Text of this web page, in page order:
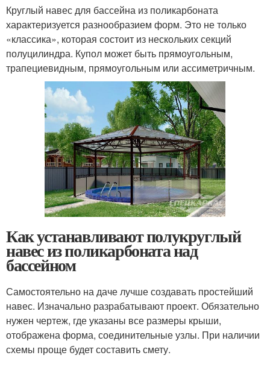
Круглый навес для бассейна из поликарбоната
характеризуется разнообразием форм. Это не только
«классика», которая состоит из нескольких секций
полуцилиндра. Купол может быть прямоугольным,
трапециевидным, прямоугольным или ассиметричным.
Как устанавливают полукруглый
навес из поликарбоната над
бассейном
Самостоятельно на даче лучше создавать простейший
навес. Изначально разрабатывают проект. Обязательно
нужен чертеж, где указаны все размеры крыши,
отображена форма, соединительные узлы. При наличии
схемы проще будет составить смету.